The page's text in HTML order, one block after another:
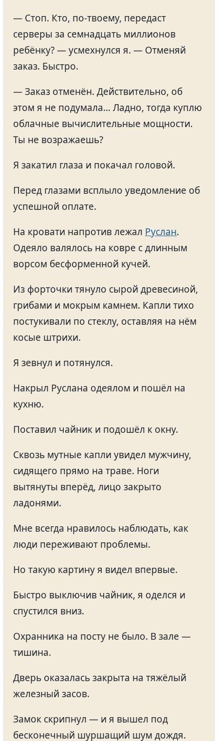
— Стоп. Кто, по-твоему, передаст
серверы за семнадцать миллионов
ребёнку? — усмехнулся я. — Отменяй
заказ. Быстро.
— Заказ отменён. Действительно, об
этом я не подумала… Ладно, тогда куплю
облачные вычислительные мощности.
Ты не возражаешь?
Я закатил глаза и покачал головой.
Перед глазами всплыло уведомление об
успешной оплате.
На кровати напротив лежал Руслан.
Одеяло валялось на ковре с длинным
ворсом бесформенной кучей.
Из форточки тянуло сырой древесиной,
грибами и мокрым камнем. Капли тихо
постукивали по стеклу, оставляя на нём
косые штрихи.
Я зевнул и потянулся.
Накрыл Руслана одеялом и пошёл на
кухню.
Поставил чайник и подошёл к окну.
Сквозь мутные капли увидел мужчину,
сидящего прямо на траве. Ноги
вытянуты вперёд, лицо закрыто
ладонями.
Мне всегда нравилось наблюдать, как
люди переживают проблемы.
Но такую картину я видел впервые.
Быстро выключив чайник, я оделся и
спустился вниз.
Охранника на посту не было. В зале —
тишина.
Дверь оказалась закрыта на тяжёлый
железный засов.
Замок скрипнул — и я вышел под
бесконечный шуршащий шум дождя.